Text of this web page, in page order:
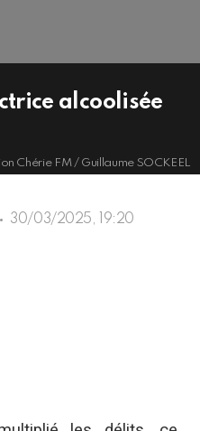
alcoolisée
Chérie FM / Guillaume SOCKEEL
30/03/2025, 19:20